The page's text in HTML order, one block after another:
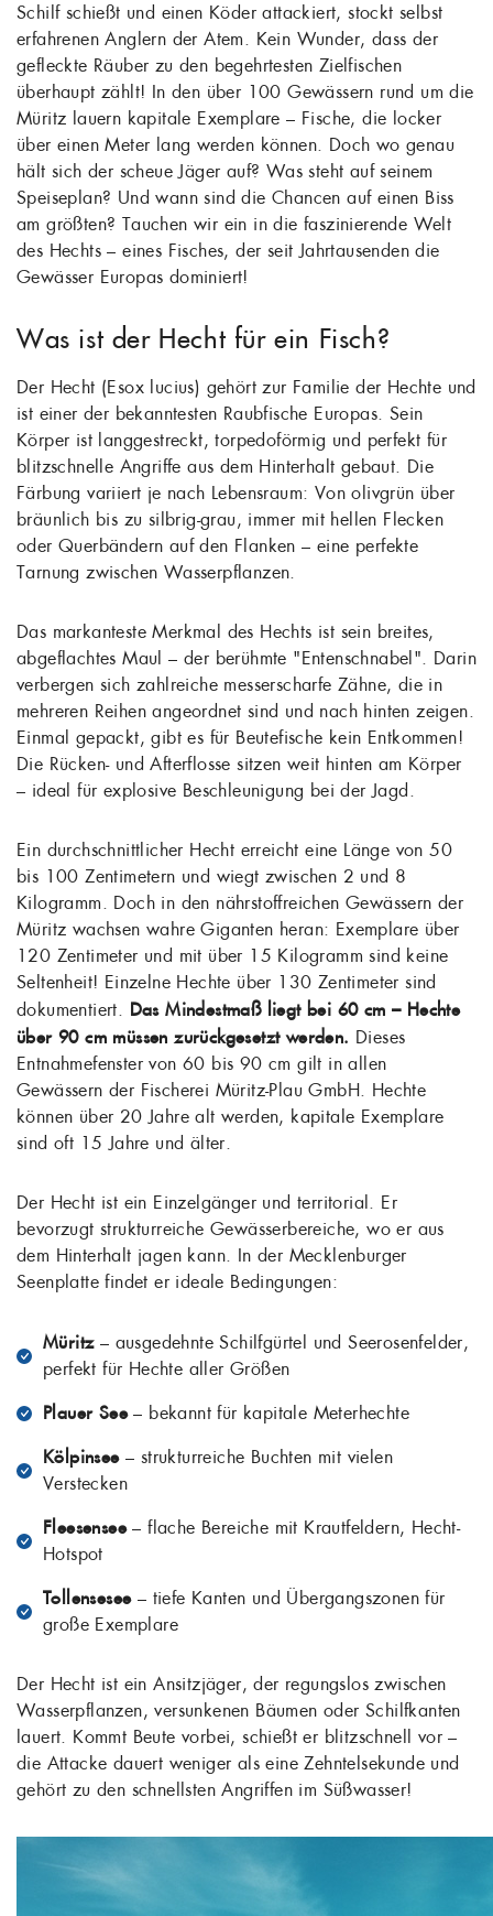
Schilf schießt und einen Köder attackiert, stockt selbst
erfahrenen Anglern der Atem. Kein Wunder, dass der
gefleckte Räuber zu den begehrtesten Zielfischen
überhaupt zählt! In den über 100 Gewässern rund um die
Müritz lauern kapitale Exemplare – Fische, die locker
über einen Meter lang werden können. Doch wo genau
hält sich der scheue Jäger auf? Was steht auf seinem
Speiseplan? Und wann sind die Chancen auf einen Biss
am größten? Tauchen wir ein in die faszinierende Welt
des Hechts – eines Fisches, der seit Jahrtausenden die
Gewässer Europas dominiert!
Was ist der Hecht für ein Fisch?
Der Hecht (Esox lucius) gehört zur Familie der Hechte und
ist einer der bekanntesten Raubfische Europas. Sein
Körper ist langgestreckt, torpedoförmig und perfekt für
blitzschnelle Angriffe aus dem Hinterhalt gebaut. Die
Färbung variiert je nach Lebensraum: Von olivgrün über
bräunlich bis zu silbrig-grau, immer mit hellen Flecken
oder Querbändern auf den Flanken – eine perfekte
Tarnung zwischen Wasserpflanzen.
Das markanteste Merkmal des Hechts ist sein breites,
abgeflachtes Maul – der berühmte "Entenschnabel". Darin
verbergen sich zahlreiche messerscharfe Zähne, die in
mehreren Reihen angeordnet sind und nach hinten zeigen.
Einmal gepackt, gibt es für Beutefische kein Entkommen!
Die Rücken- und Afterflosse sitzen weit hinten am Körper
– ideal für explosive Beschleunigung bei der Jagd.
Ein durchschnittlicher Hecht erreicht eine Länge von 50
bis 100 Zentimetern und wiegt zwischen 2 und 8
Kilogramm. Doch in den nährstoffreichen Gewässern der
Müritz wachsen wahre Giganten heran: Exemplare über
120 Zentimeter und mit über 15 Kilogramm sind keine
Seltenheit! Einzelne Hechte über 130 Zentimeter sind
dokumentiert. Das Mindestmaß liegt bei 60 cm – Hechte
über 90 cm müssen zurückgesetzt werden. Dieses
Entnahmefenster von 60 bis 90 cm gilt in allen
Gewässern der Fischerei Müritz-Plau GmbH. Hechte
können über 20 Jahre alt werden, kapitale Exemplare
sind oft 15 Jahre und älter.
Der Hecht ist ein Einzelgänger und territorial. Er
bevorzugt strukturreiche Gewässerbereiche, wo er aus
dem Hinterhalt jagen kann. In der Mecklenburger
Seenplatte findet er ideale Bedingungen:
Müritz– ausgedehnte Schilfgürtel und Seerosenfelder,
perfekt für Hechte aller Größen
Plauer See– bekannt für kapitale Meterhechte
Kölpinsee– strukturreiche Buchten mit vielen
Verstecken
Fleesensee– flache Bereiche mit Krautfeldern, Hecht-
Hotspot
Tollensesee– tiefe Kanten und Übergangszonen für
große Exemplare
Der Hecht ist ein Ansitzjäger, der regungslos zwischen
Wasserpflanzen, versunkenen Bäumen oder Schilfkanten
lauert. Kommt Beute vorbei, schießt er blitzschnell vor –
die Attacke dauert weniger als eine Zehntelsekunde und
gehört zu den schnellsten Angriffen im Süßwasser!